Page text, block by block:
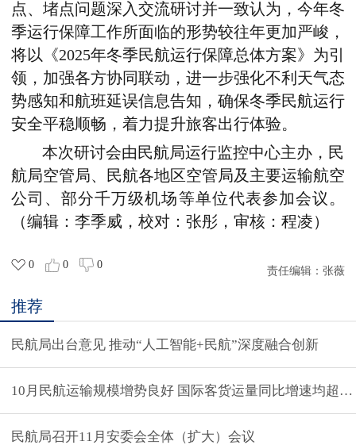
点、堵点问题深入交流研讨并一致认为，今年冬
季运行保障工作所面临的形势较往年更加严峻，
将以《2025年冬季民航运行保障总体方案》为引
领，加强各方协同联动，进一步强化不利天气态
势感知和航班延误信息告知，确保冬季民航运行
安全平稳顺畅，着力提升旅客出行体验。
本次研讨会由民航局运行监控中心主办，民
航局空管局、民航各地区空管局及主要运输航空
公司、部分千万级机场等单位代表参加会议。
（编辑：李季威，校对：张彤，审核：程凌）
0 0 0
责任编辑： 张薇
推荐
民航局出台意见 推动“人工智能+民航”深度融合创新
10月民航运输规模增势良好 国际客货运量同比增速均超
民航局召开11月安委会全体（扩大）会议